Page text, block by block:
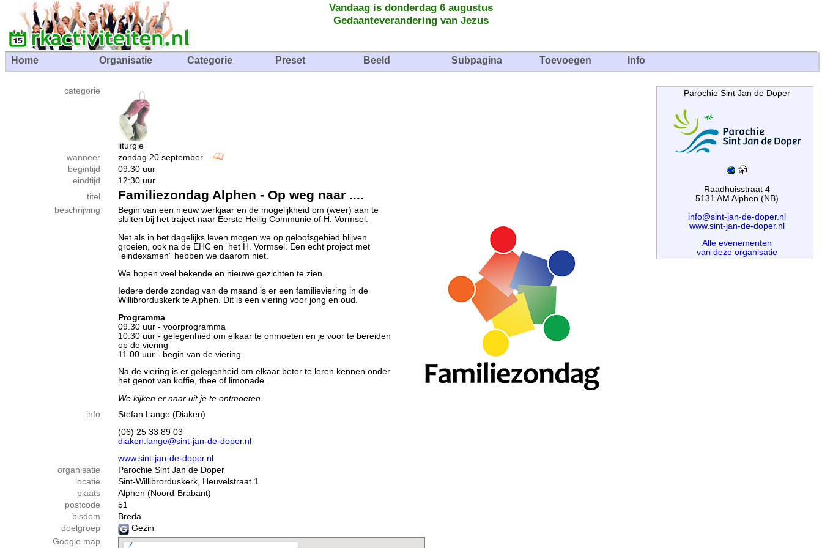
Vandaag is donderdag 6 augustus
Gedaanteverandering van Jezus
Home Organisatie Categorie Preset Beeld Subpagina Toevoegen Info
categorie
liturgie
Parochie Sint Jan de Doper
Raadhuisstraat 4
5131 AM Alphen (NB)
info@sint-jan-de-doper.nl
www.sint-jan-de-doper.nl
Alle evenementen
van deze organisatie
wanneer
zondag 20 september
begintijd
09:30 uur
eindtijd
12:30 uur
titel
Familiezondag Alphen - Op weg naar ....
beschrijving
Begin van een nieuw werkjaar en de mogelijkheid om (weer) aan te
sluiten bij het traject naar Eerste Heilig Communie of H. Vormsel.
Net als in het dagelijks leven mogen we op geloofsgebied blijven
groeien, ook na de EHC en het H. Vormsel. Een echt project met
”eindexamen” hebben we daarom niet.
We hopen veel bekende en nieuwe gezichten te zien.
Iedere derde zondag van de maand is er een familieviering in de
Willibrorduskerk te Alphen. Dit is een viering voor jong en oud.
Programma
09.30 uur - voorprogramma
10.30 uur - gelegenhied om elkaar te onmoeten en je voor te bereiden
op de viering
11.00 uur - begin van de viering
Na de viering is er gelegenheid om elkaar beter te leren kennen onder
het genot van koffie, thee of limonade.
We kijken er naar uit je te ontmoeten.
info
Stefan Lange (Diaken)
(06) 25 33 89 03
diaken.lange@sint-jan-de-doper.nl
www.sint-jan-de-doper.nl
organisatie
Parochie Sint Jan de Doper
locatie
Sint-Willibrorduskerk, Heuvelstraat 1
plaats
Alphen (Noord-Brabant)
postcode
51
bisdom
Breda
doelgroep
Gezin
Google map